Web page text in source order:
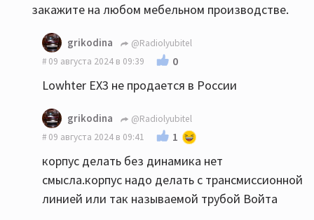
закажите на любом мебельном производстве.
grikodina
@Radiolyubitel
09 августа 2024 в 09:39
0
Lowhter EX3 не продается в России
grikodina
@Radiolyubitel
09 августа 2024 в 09:41
1
корпус делать без динамика нет
смысла.корпус надо делать с трансмиссионной
линией или так называемой трубой Войта